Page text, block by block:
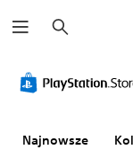
y
s
k
a
Najnowsze